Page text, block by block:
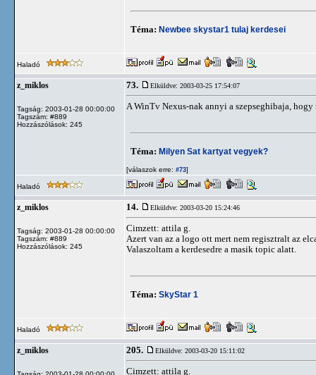
Téma: Newbee skystar1 tulaj kerdesei
Haladó
z_miklos
Tagság: 2003-01-28 00:00:00
Tagszám: #889
Hozzászólások: 245
73. Elküldve: 2003-03-25 17:54:07
A WinTv Nexus-nak annyi a szepseghibaja,
Téma: Milyen Sat kartyat vegyek?
[válaszok erre: #73]
Haladó
z_miklos
Tagság: 2003-01-28 00:00:00
Tagszám: #889
Hozzászólások: 245
14. Elküldve: 2003-03-20 15:24:46
Cimzett: attila g.
Azert van az a logo ott mert nem regisztralt az
Valaszoltam a kerdesedre a masik topic alatt.
Téma: SkyStar 1
Haladó
z_miklos 205. Elküldve: 2003-03-20 15:11:02
Cimzett: attila g.